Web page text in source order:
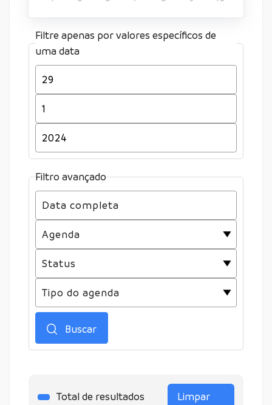
Filtre apenas por valores específicos de
uma data
Filtro avançado
Buscar
Total de resultados
Limpar